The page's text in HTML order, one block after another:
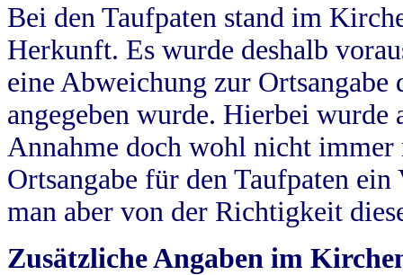
Bei den Taufpaten stand im
Herkunft. Es wurde deshalb
eine Abweichung zur
angegeben wurde. Hierbei wurde
Annahme doch wohl nicht
Ortsangabe für den Taufpaten
man aber von der Richtigkeit
Zusätzliche Angaben im